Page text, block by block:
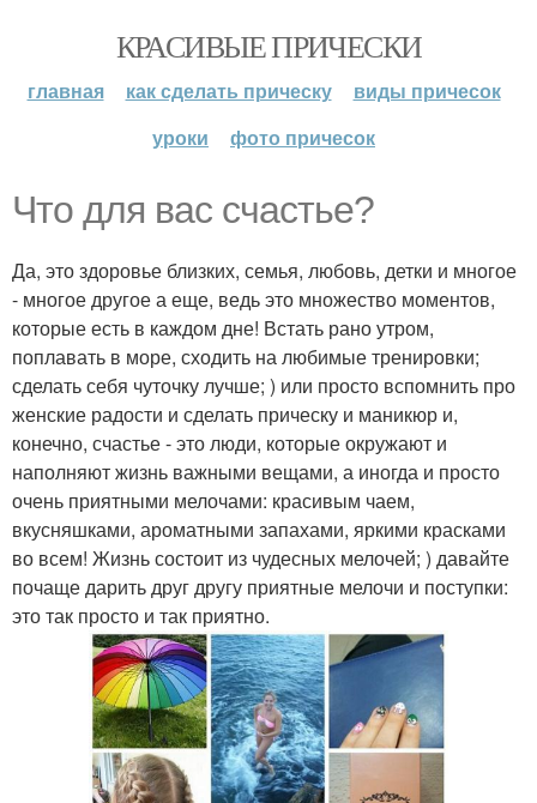
КРАСИВЫЕ ПРИЧЕСКИ
главная как сделать прическу
виды причесок
уроки
фото причесок
Что для вас счастье?
Да, это здоровье близких, семья, любовь, детки и многое
- многое другое а еще, ведь это множество моментов,
которые есть в каждом дне! Встать рано утром,
поплавать в море, сходить на любимые тренировки;
сделать себя чуточку лучше; ) или просто вспомнить про
женские радости и сделать прическу и маникюр и,
конечно, счастье - это люди, которые окружают и
наполняют жизнь важными вещами, а иногда и просто
очень приятными мелочами: красивым чаем,
вкусняшками, ароматными запахами, яркими красками
во всем! Жизнь состоит из чудесных мелочей; ) давайте
почаще дарить друг другу приятные мелочи и поступки:
это так просто и так приятно.